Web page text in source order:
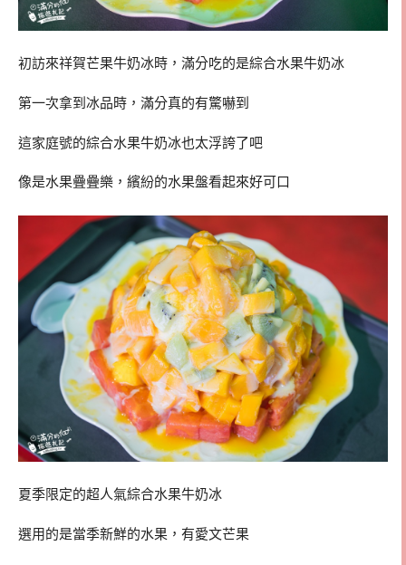
初訪來祥賀芒果牛奶冰時，滿分吃的是綜合水果牛奶冰
第一次拿到冰品時，滿分真的有驚嚇到
這家庭號的綜合水果牛奶冰也太浮誇了吧
像是水果疊疊樂，繽紛的水果盤看起來好可口
夏季限定的超人氣綜合水果牛奶冰
選用的是當季新鮮的水果，有愛文芒果